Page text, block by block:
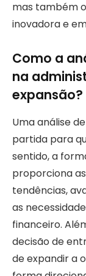
mas também
inovadora e
Como a
na
expansão?
Uma análise
partida para
sentido, a
proporciona
tendências,
as
financeiro.
decisão de
de expandir a